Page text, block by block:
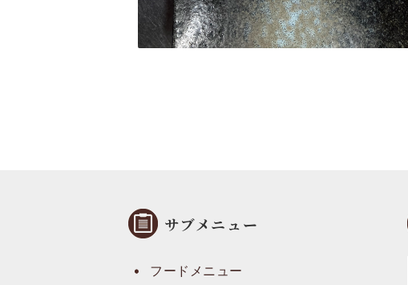
サブメニュー
フードメニュー